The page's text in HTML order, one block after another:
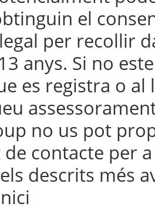
el
per recollir
anys. Si no
es registra o
no us pot
contacte per
descrits més